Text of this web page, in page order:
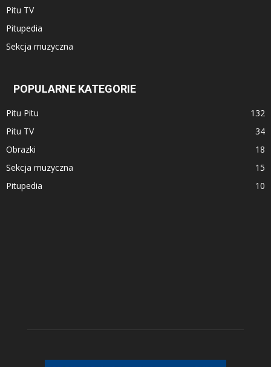
Pitu TV
Pitupedia
Sekcja muzyczna
POPULARNE KATEGORIE
Pitu Pitu
132
Pitu TV
34
Obrazki
18
Sekcja muzyczna
15
Pitupedia
10